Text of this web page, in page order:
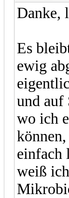
Danke,
Es
ewig
und auf
wo ich
einfach
weiß